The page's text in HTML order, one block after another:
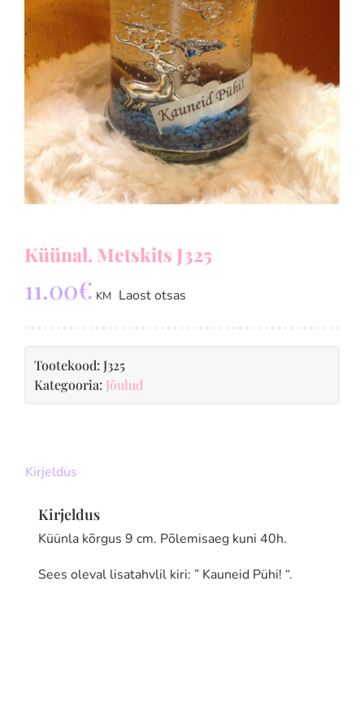
Küünal. Metskits J325
11.00€ KM Laost otsas
Tootekood:J325
Kategooria: Jõulud
Kirjeldus
Kirjeldus
Küünla kõrgus 9 cm. Põlemisaeg kuni 40h.
Sees oleval lisatahvlil kiri: ” Kauneid Pühi! “.